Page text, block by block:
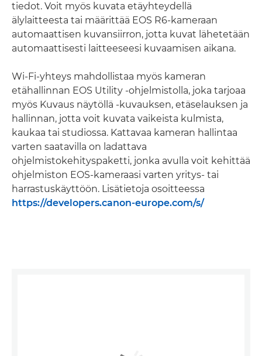
tiedot. Voit myös kuvata etäyhteydellä
älylaitteesta tai määrittää EOS R6-kameraan
automaattisen kuvansiirron, jotta kuvat lähetetään
automaattisesti laitteeseesi kuvaamisen aikana.
Wi-Fi-yhteys mahdollistaa myös kameran
etähallinnan EOS Utility -ohjelmistolla, joka tarjoaa
myös Kuvaus näytöllä -kuvauksen, etäselauksen ja
hallinnan, jotta voit kuvata vaikeista kulmista,
kaukaa tai studiossa. Kattavaa kameran hallintaa
varten saatavilla on ladattava
ohjelmistokehityspaketti, jonka avulla voit kehittää
ohjelmiston EOS-kameraasi varten yritys- tai
harrastuskäyttöön. Lisätietoja osoitteessa
https://developers.canon-europe.com/s/